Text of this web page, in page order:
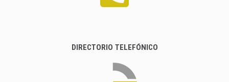
DIRECTORIO TELEFÓNICO